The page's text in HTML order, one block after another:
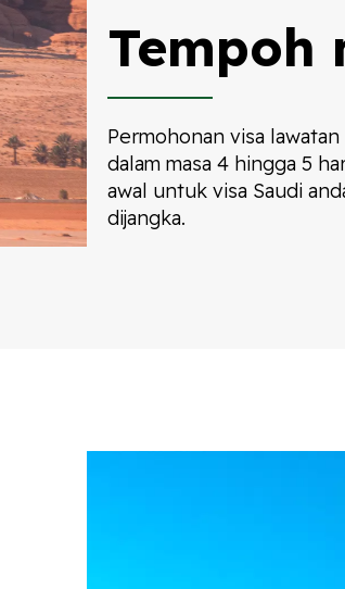
Tempoh
Permohonan visa
dalam masa 4 hingga 5
awal untuk visa Saudi
dijangka.